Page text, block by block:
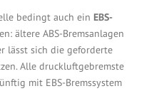
bedingt auch ein EBS-
ältere ABS-Bremsanlagen
lässt sich die geforderte
Alle druckluftgebremste
mit EBS-Bremssystem